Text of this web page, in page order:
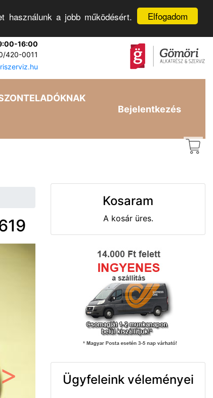
Elfogadom
használunk a jobb működésért.
16:00
420-0011
Bejelentkezés
Kosaram
A kosár üres.
Ügyfeleink véleményei